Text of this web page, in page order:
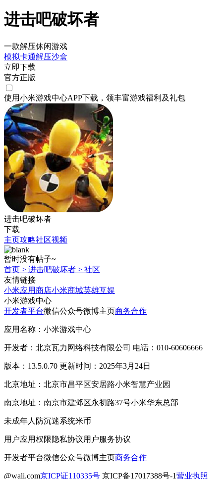
进击吧破坏者
一款解压休闲游戏
模拟卡通解压沙盒
立即下载
官方正版
使用小米游戏中心APP下载 ，领丰富游戏福利 及礼包
进击吧破坏者
下载
主页攻略社区视频
暂时没有帖子~
首页 > 进击吧破坏者 > 社区
友情链接
小米应用商店小米商城英雄互娱
小米游戏中心
开发者平台微信公众号微博主页商务合作
应用名称：小米游戏中心
开发者：北京瓦力网络科技有限公司 电话：010-60606666
版本：13.5.0.70 更新时间：2025年3月24日
北京地址：北京市昌平区安居路小米智慧产业园
南京地址：南京市建邺区永初路37号小米华东总部
未成年人防沉迷系统米币
用户应用权限隐私协议用户服务协议
开发者平台微信公众号微博主页商务合作
@wali.com京ICP证110335号 京ICP备17017388号-1营业执照